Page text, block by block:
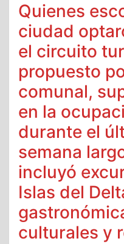
Quienes
ciudad
el circuito
propuesto
comunal,
en la
durante el
semana
incluyó
Islas del
culturales y